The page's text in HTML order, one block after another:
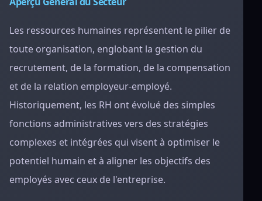
Les ressources humaines représentent le pilier de
toute organisation, englobant la gestion du
recrutement, de la formation, de la compensation
et de la relation employeur-employé.
Historiquement, les RH ont évolué des simples
fonctions administratives vers des stratégies
complexes et intégrées qui visent à optimiser le
potentiel humain et à aligner les objectifs des
employés avec ceux de l'entreprise.